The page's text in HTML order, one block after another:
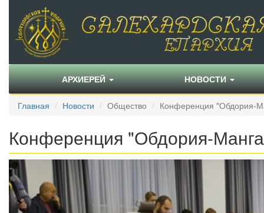
АРХИЕРЕЙ НОВОСТИ
Главная Новости Общество Конференция "Обдория-
Конференция "Обдория-